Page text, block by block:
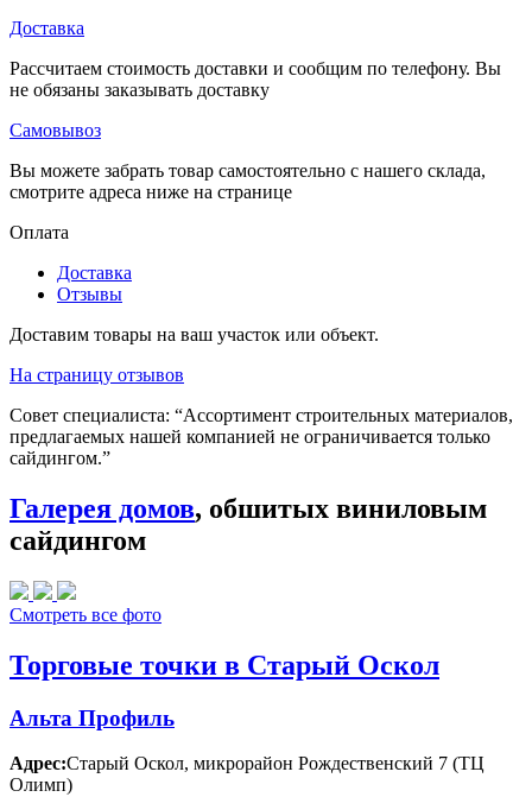
Доставка
Рассчитаем стоимость доставки и сообщим по телефону. Вы
не обязаны заказывать доставку
Самовывоз
Вы можете забрать товар самостоятельно с нашего склада,
смотрите адреса ниже на странице
Оплата
Доставка
Отзывы
Доставим товары на ваш участок или объект.
На страницу отзывов
Совет специалиста: “Ассортимент строительных материалов,
предлагаемых нашей компанией не ограничивается только
сайдингом.”
Галерея домов, обшитых виниловым
сайдингом
Смотреть все фото
Торговые точки в Старый Оскол
Альта Профиль
Адрес:Старый Оскол, микрорайон Рождественский 7 (ТЦ
Олимп)